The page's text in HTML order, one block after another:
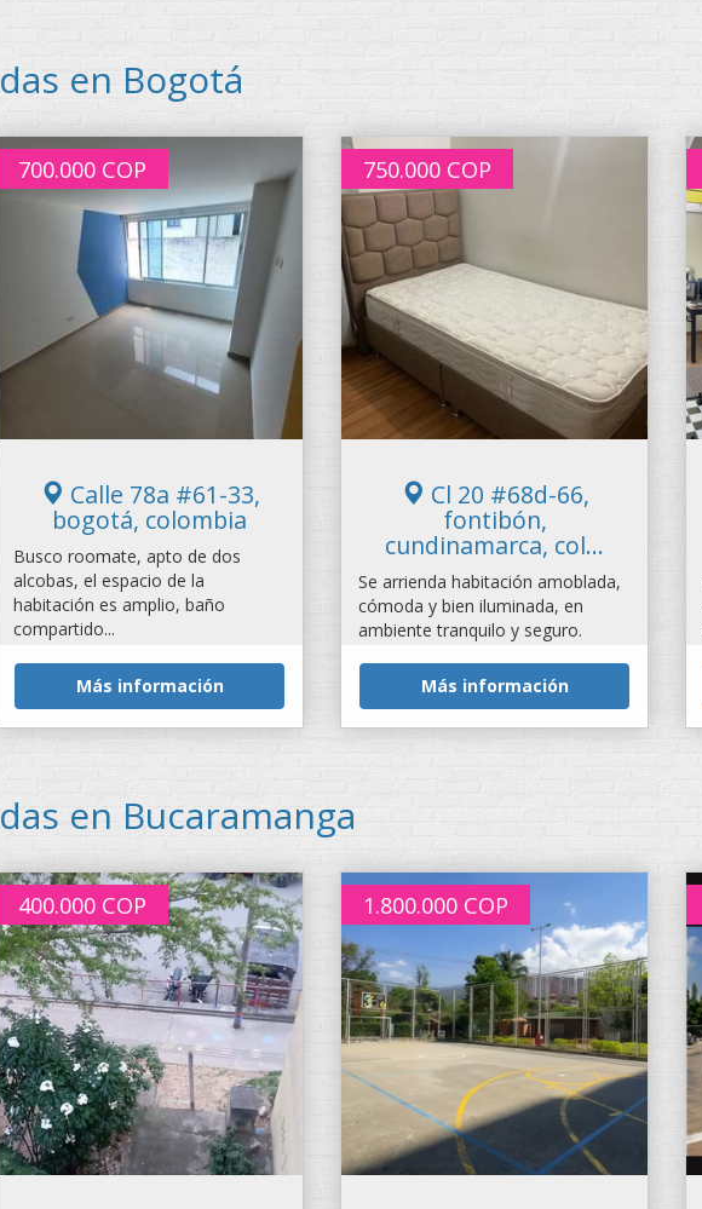
en Bogotá
700.000 COP
Calle 78a #61-33,
bogotá, colombia
Busco roomate, apto de dos
alcobas, el espacio de la
habitación es amplio, baño
compartido...
Más información
750.000 COP
Cl 20 #68d-66,
fontibón,
cundinamarca, col...
Se arrienda habitación amoblada,
cómoda y bien iluminada, en
ambiente tranquilo y seguro.
Más información
en Bucaramanga
400.000 COP 1.800.000 COP